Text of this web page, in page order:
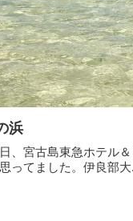
浜
、宮古島東急ホテル
ってました。伊良部大